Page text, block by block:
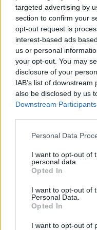
targeted advertising by
section to confirm your
opt-out request is
interest-based ads
us or personal
your opt-out. You may
disclosure of your
IAB’s list of
also be disclosed by us
Downstream Participants
Personal Data
I want to opt-out of
personal data.
Opted In
I want to opt-out of
Personal Data.
Opted In
I want to opt-out of
dentro de este
hay un subgrupo
en soledad, que van
esta ayuda”, ha
local de Cruz Roja,
puntualmente a
vulnerabilidad.